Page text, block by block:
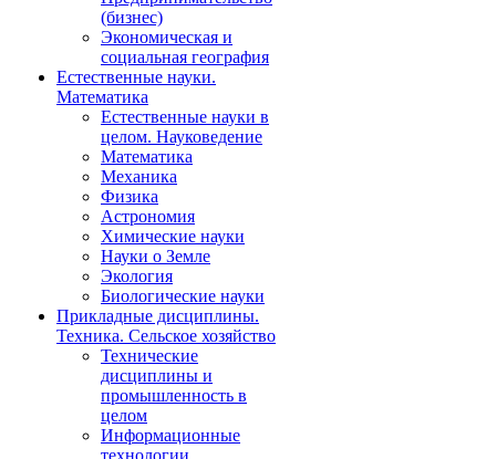
(бизнес)
Экономическая и
социальная география
Естественные науки.
Математика
Естественные науки в
целом. Науковедение
Математика
Механика
Физика
Астрономия
Химические науки
Науки о Земле
Экология
Биологические науки
Прикладные дисциплины.
Техника. Сельское хозяйство
Технические
дисциплины и
промышленность в
целом
Информационные
технологии